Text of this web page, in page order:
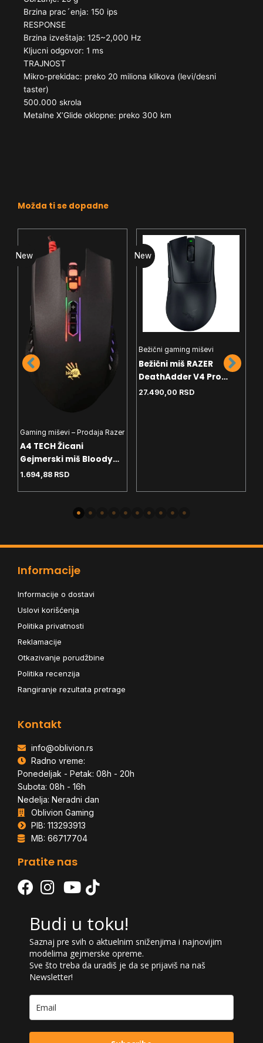
Brzina prac´enja: 150 ips
RESPONSE
Brzina izveštaja: 125~2,000 Hz
Kljucni odgovor: 1 ms
TRAJNOST
Mikro-prekidac: preko 20 miliona klikova (levi/desni
taster)
500.000 skrola
Metalne X’Glide oklopne: preko 300 km
Možda ti se dopadne
New
Gaming miševi – Prodaja Razer
A4 TECH Žicani
Gejmerski miš Bloody
Gaming Neon X Glide
1.694,88 RSD
New
Bežični gaming miševi
Bežični miš RAZER
DeathAdder V4 Pro
black RZ01-05330100-
27.490,00 RSD
Informacije
Informacije o dostavi
Uslovi korišćenja
Politika privatnosti
Reklamacije
Otkazivanje porudžbine
Politika recenzija
Rangiranje rezultata pretrage
Kontakt
info@oblivion.rs
Radno vreme:
Ponedeljak - Petak: 08h - 20h
Subota: 08h - 16h
Nedelja: Neradni dan
Oblivion Gaming
PIB: 113293913
MB: 66717704
Pratite nas
Budi u toku!
Saznaj pre svih o aktuelnim sniženjima i najnovijim
modelima gejmerske opreme.
Sve što treba da uradiš je da se prijaviš na naš
Newsletter!